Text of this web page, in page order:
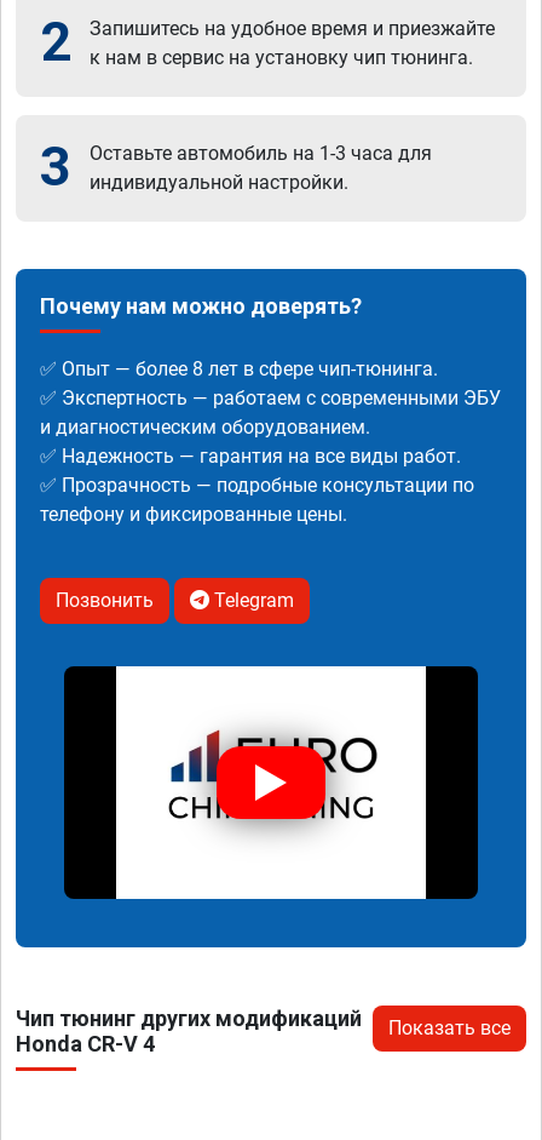
2
Запишитесь на удобное время и приезжайте
к нам в сервис на установку чип тюнинга.
3
Оставьте автомобиль на 1-3 часа для
индивидуальной настройки.
Почему нам можно доверять?
✅ Опыт — более 8 лет в сфере чип-тюнинга.
✅ Экспертность — работаем с современными ЭБУ
и диагностическим оборудованием.
✅ Надежность — гарантия на все виды работ.
✅ Прозрачность — подробные консультации по
телефону и фиксированные цены.
Позвонить Telegram
Чип тюнинг других модификаций
Honda CR-V 4
Показать все